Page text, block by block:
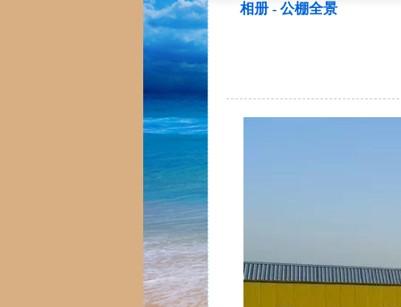
相册 - 公棚全景